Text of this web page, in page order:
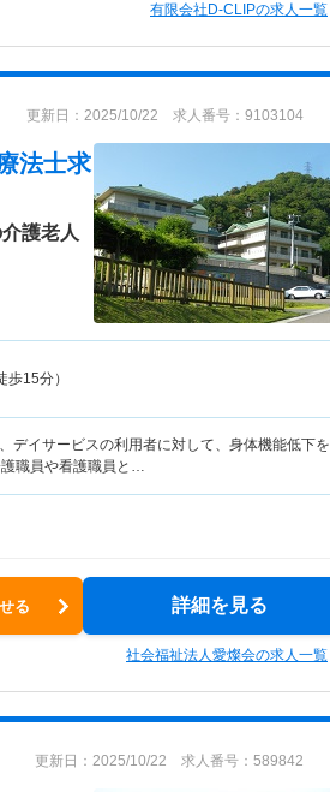
有限会社D-CLIPの求人一覧
更新日：2025/10/22 求人番号：9103104
法士求
護老人
15分）
デイサービスの利用者に対して、身体機能低下を
職員や看護職員と…
る 詳細を見る
社会福祉法人愛燦会の求人一覧
更新日：2025/10/22 求人番号：589842